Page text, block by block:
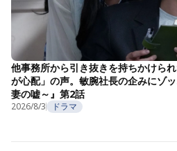
他事務所から引き抜きを持ちかけら
が心配」の声。敏腕社長の企みにゾ
妻の嘘～』第2話
2026/8/3 ドラマ